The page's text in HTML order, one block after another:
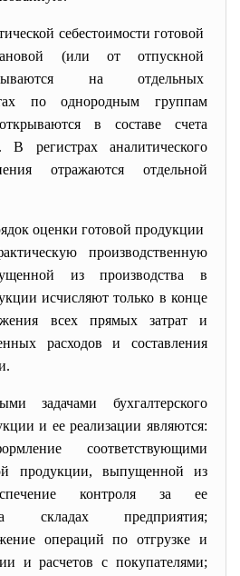
себестоимостиготовой
(или от отпускной
на отдельных
по однородным группам
в составе счета
В регистрах аналитического
отражаются отдельной
оценки готовой продукции
производственную
из производства в
исчисляют только в конце
всех прямых затрат и
расходов и составления
задачами бухгалтерского
и ее реализации являются:
соответствующими
продукции, выпущенной из
контроля за ее
складах предприятия;
операций по отгрузке и
и расчетов с покупателями;